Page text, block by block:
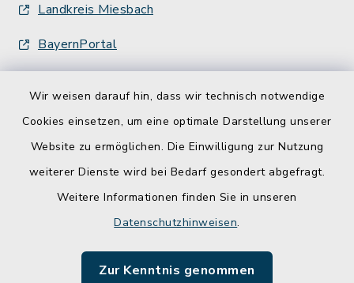
Wir weisen darauf hin, dass wir technisch notwendige
Cookies einsetzen, um eine optimale Darstellung unserer
Website zu ermöglichen. Die Einwilligung zur Nutzung
weiterer Dienste wird bei Bedarf gesondert abgefragt.
Weitere Informationen finden Sie in unseren
Datenschutzhinweisen.
Zur Kenntnis genommen
Landkreis Miesbach
BayernPortal
Barrierefreiheit